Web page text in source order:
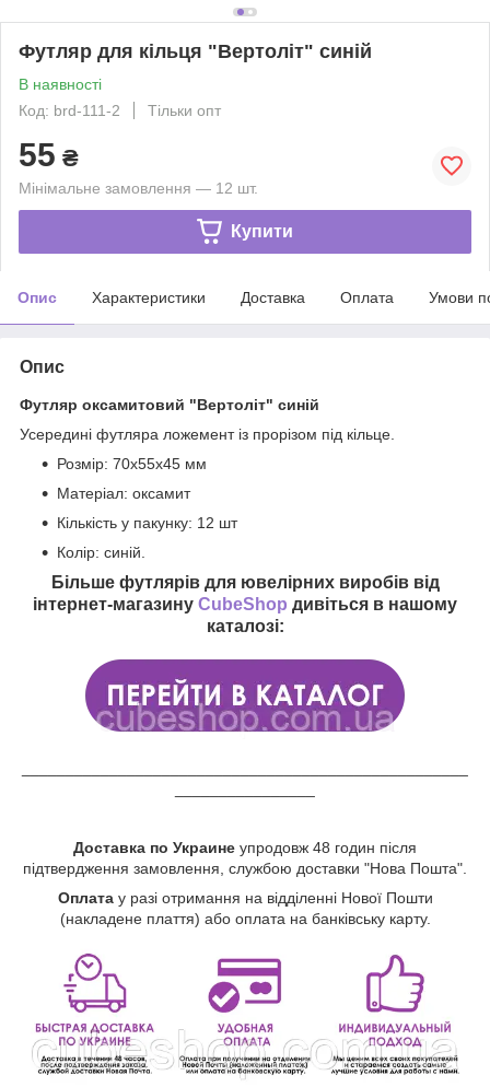
Футляр для кільця "Вертоліт" синій
В наявності
Код: brd-111-2
Тільки опт
55 ₴
Мінімальне замовлення — 12 шт.
Купити
Опис Характеристики Доставка Оплата Умови
Опис
Футляр оксамитовий "Вертоліт" синій
Усередині футляра ложемент із прорізом під кільце.
Розмір: 70х55х45 мм
Матеріал: оксамит
Кількість у пакунку: 12 шт
Колір: синій.
Більше футлярів для ювелірних виробів від
інтернет-магазину CubeShop дивіться в нашому
каталозі:
Доставка по Украине упродовж 48 годин після
підтвердження замовлення, службою доставки "Нова Пошта".
Оплата у разі отримання на відділенні Нової Пошти
(накладене плаття) або оплата на банківську карту.